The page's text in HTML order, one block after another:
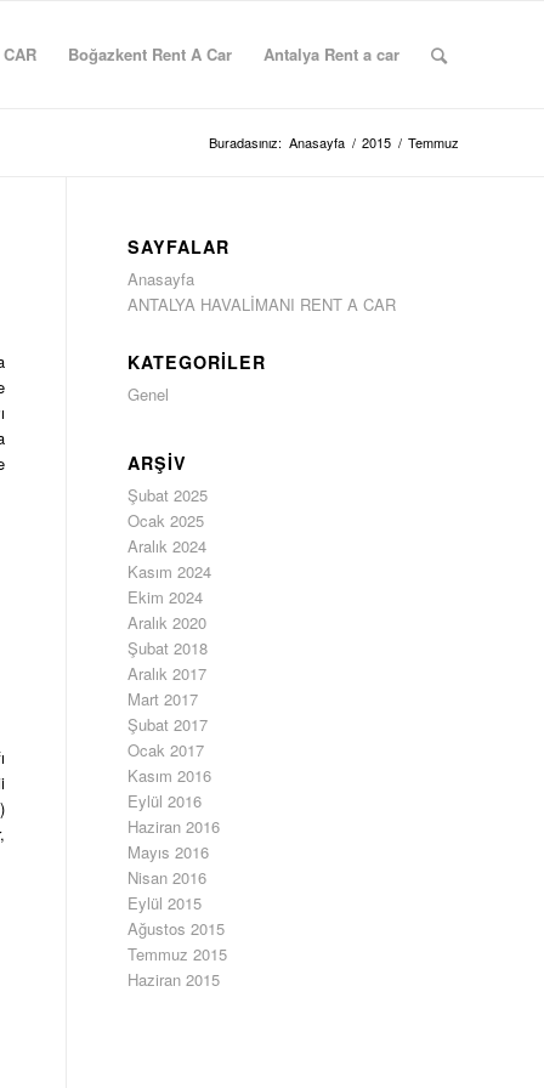
Boğazkent Rent A Car Antalya Rent a car
Buradasınız: Anasayfa / 2015 / Temmuz
SAYFALAR
Anasayfa
ANTALYA HAVALİMANI RENT A CAR
KATEGORILER
Genel
ARŞIV
Şubat 2025
Ocak 2025
Aralık 2024
Kasım 2024
Ekim 2024
Aralık 2020
Şubat 2018
Aralık 2017
Mart 2017
Şubat 2017
Ocak 2017
Kasım 2016
Eylül 2016
Haziran 2016
Mayıs 2016
Nisan 2016
Eylül 2015
Ağustos 2015
Temmuz 2015
Haziran 2015